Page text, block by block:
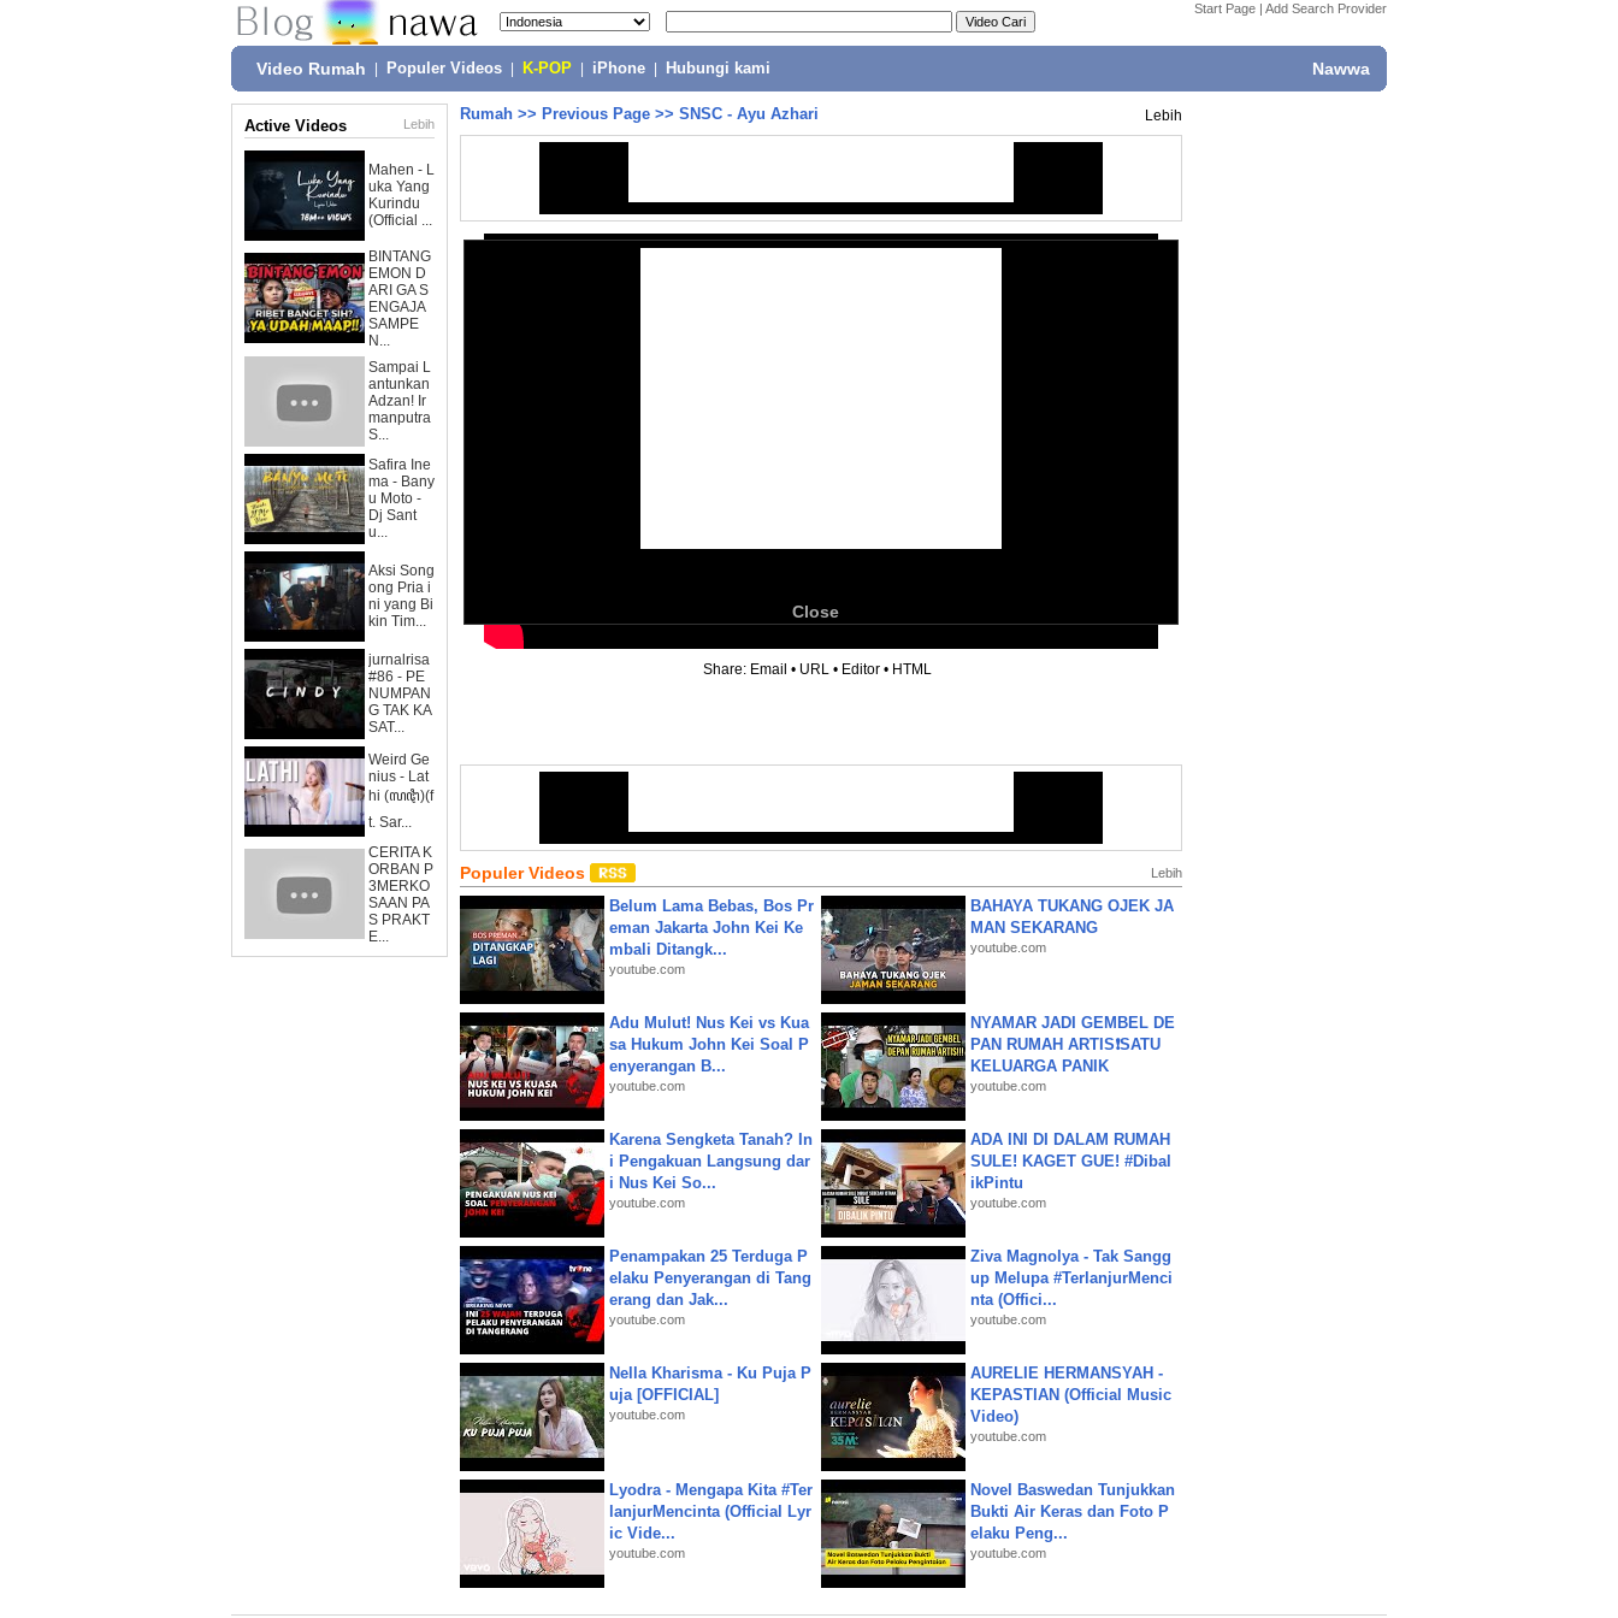
Start Page | Add Search Provider
Video Rumah Populer Videos K-POP iPhone Hubungi kami Nawwa
Active Videos Lebih
Mahen - L
uka Yang
Kurindu
(Official ...
BINTANG
EMON D
ARI GA S
ENGAJA
SAMPE
N...
Sampai L
antunkan
Adzan! Ir
manputra
S...
Safira Ine
ma - Bany
u Moto -
Dj Sant
u...
Aksi Song
ong Pria i
ni yang Bi
kin Tim...
jurnalrisa
#86 - PE
NUMPAN
G TAK KA
SAT...
Weird Ge
nius - Lat
hi (ꦭꦛꦶ)(f
t. Sar...
CERITA K
ORBAN P
3MERKO
SAAN PA
S PRAKT
E...
Rumah >> Previous Page >> SNSC - Ayu Azhari Lebih
Close
Share: Email • URL • Editor • HTML
Populer Videos Lebih
Belum Lama Bebas, Bos Pr
eman Jakarta John Kei Ke
mbali Ditangk...
youtube.com
BAHAYA TUKANG OJEK JA
MAN SEKARANG
youtube.com
Adu Mulut! Nus Kei vs Kua
sa Hukum John Kei Soal P
enyerangan B...
youtube.com
NYAMAR JADI GEMBEL DE
PAN RUMAH ARTIS❗SATU
KELUARGA PANIK
youtube.com
Karena Sengketa Tanah? In
i Pengakuan Langsung dar
i Nus Kei So...
youtube.com
ADA INI DI DALAM RUMAH
SULE! KAGET GUE! #Dibal
ikPintu
youtube.com
Penampakan 25 Terduga P
elaku Penyerangan di Tang
erang dan Jak...
youtube.com
Ziva Magnolya - Tak Sangg
up Melupa #TerlanjurMenci
nta (Offici...
youtube.com
Nella Kharisma - Ku Puja P
uja [OFFICIAL]
youtube.com
AURELIE HERMANSYAH -
KEPASTIAN (Official Music
Video)
youtube.com
Lyodra - Mengapa Kita #Ter
lanjurMencinta (Official Lyr
ic Vide...
youtube.com
Novel Baswedan Tunjukkan
Bukti Air Keras dan Foto P
elaku Peng...
youtube.com